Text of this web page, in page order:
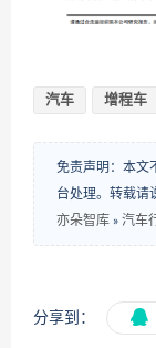
汽车 增程车
免责声明：本文
台处理。转载请
亦朵智库 » 汽车
分享到：